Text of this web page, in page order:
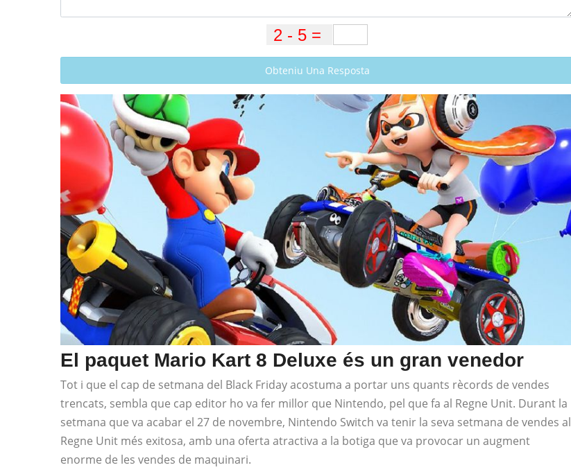
Obteniu Una Resposta
El paquet Mario Kart 8 Deluxe és un gran venedor
Tot i que el cap de setmana del Black Friday acostuma a portar uns quants rècords de vendes
trencats, sembla que cap editor ho va fer millor que Nintendo, pel que fa al Regne Unit. Durant la
setmana que va acabar el 27 de novembre, Nintendo Switch va tenir la seva setmana de vendes al
Regne Unit més exitosa, amb una oferta atractiva a la botiga que va provocar un augment
enorme de les vendes de maquinari.